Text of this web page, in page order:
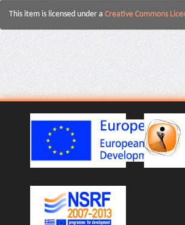
This item is licensed under a Creative Commons